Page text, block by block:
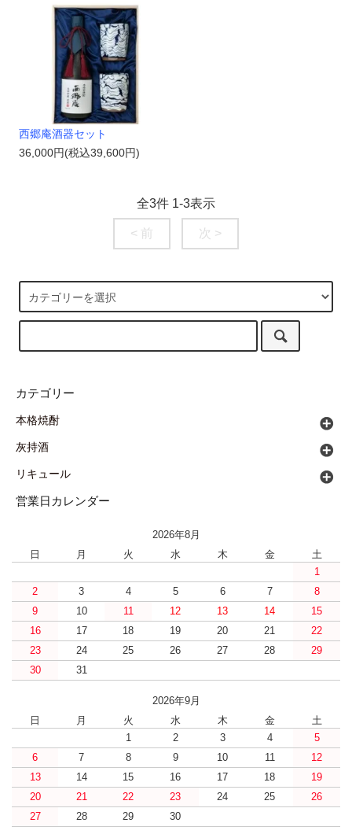
西郷庵酒器セット
36,000円(税込39,600円)
全3件 1-3表示
< 前 次 >
カテゴリー
本格焼酎
灰持酒
リキュール
営業日カレンダー
2026年8月
日
月 火 水 木 金
土
1
2
3 4 5 6 7
8
9
10 11 12 13 14
15
16
17 18 19 20 21
22
23
24 25 26 27 28
29
30
31
2026年9月
日
月 火 水 木 金
土
1
2 3 4
5
6
7 8 9 10 11
12
13
14 15 16 17 18
19
20
21 22 23 24 25
26
27
28 29 30